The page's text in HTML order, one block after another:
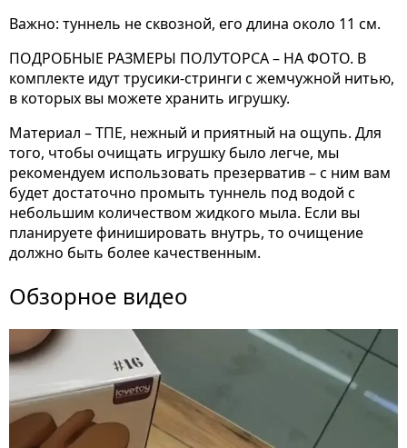
Важно: туннель не сквозной, его длина около 11 см.
ПОДРОБНЫЕ РАЗМЕРЫ ПОЛУТОРСА – НА ФОТО. В
комплекте идут трусики-стринги с жемчужной нитью,
в которых вы можете хранить игрушку.
Материал – ТПЕ, нежный и приятный на ощупь. Для
того, чтобы очищать игрушку было легче, мы
рекомендуем использовать презерватив – с ним вам
будет достаточно промыть туннель под водой с
небольшим количеством жидкого мыла. Если вы
планируете финишировать внутрь, то очищение
должно быть более качественным.
Обзорное видео